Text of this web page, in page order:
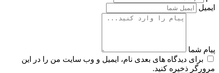
ایمیل
پیام شما
برای دیدگاه های بعدی نام، ایمیل و وب سایت من را در این
مرورگر ذخیره کنید.